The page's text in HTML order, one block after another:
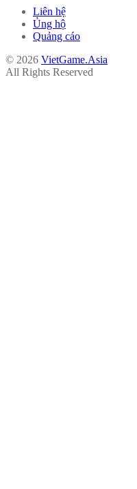
Liên hệ
Ủng hộ
Quảng cáo
© 2026 VietGame.Asia
All Rights Reserved